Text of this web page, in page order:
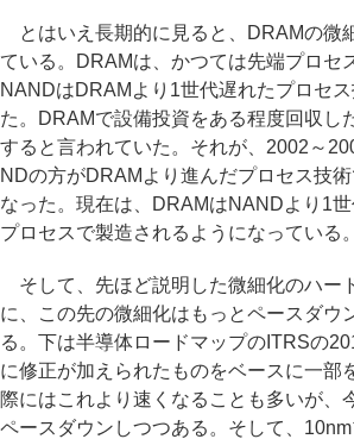
とはいえ長期的に見ると、DRAMの微
ている。DRAMは、かつては先端プロセ
NANDはDRAMより1世代遅れたプロセ
た。DRAMで設備投資をある程度回収し
すると言われていた。それが、2002～
NDの方がDRAMより進んだプロセス技
なった。現在は、DRAMはNANDより1
プロセスで製造されるようになっている。
そして、先ほど説明した微細化のハー
に、この先の微細化はもっとペースダウ
る。下は半導体ロードマップのITRSの
に修正が加えられたものをベースに一部
際にはこれより速くなることも多いが、
ペースダウンしつつある。そして、